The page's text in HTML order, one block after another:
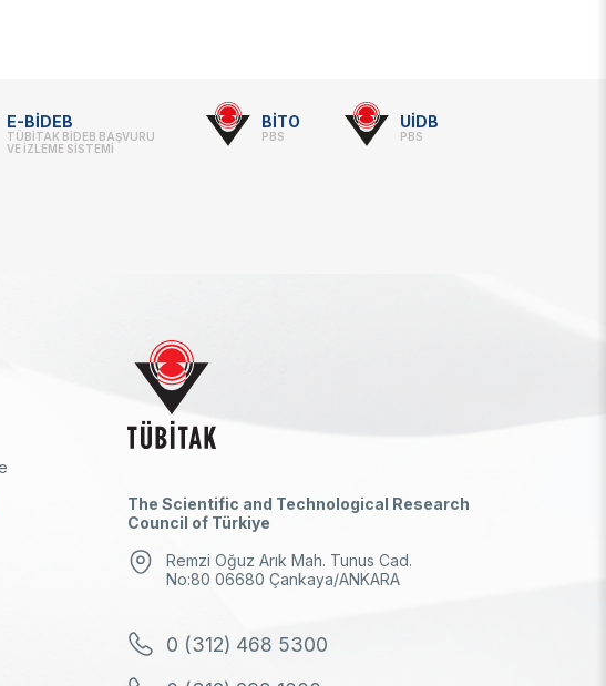
E-BİDEB
TÜBİTAK BİDEB BAŞVURU
VE İZLEME SİSTEMİ
BİTO
PBS
UİDB
PBS
The Scientific and Technological Research
Council of Türkiye
Remzi Oğuz Arık Mah. Tunus Cad.
No:80 06680 Çankaya/ANKARA
0 (312) 468 5300